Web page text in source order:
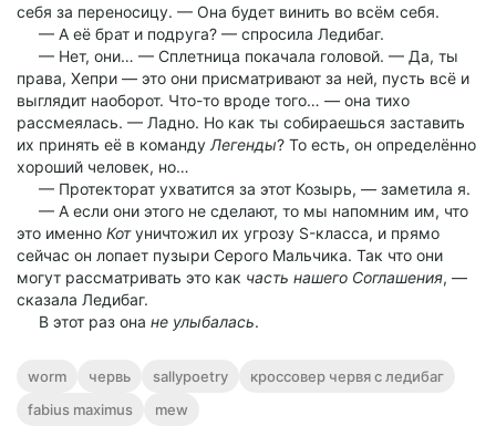
себя за переносицу. — Она будет винить во всём себя.
— А её брат и подруга? — спросила Ледибаг.
— Нет, они… — Сплетница покачала головой. — Да, ты
права, Хепри — это они присматривают за ней, пусть всё и
выглядит наоборот. Что-то вроде того… — она тихо
рассмеялась. — Ладно. Но как ты собираешься заставить
их принять её в команду Легенды? То есть, он определённо
хороший человек, но…
— Протекторат ухватится за этот Козырь, — заметила я.
— А если они этого не сделают, то мы напомним им, что
это именно Котуничтожил их угрозу S-класса, и прямо
сейчас он лопает пузыри Серого Мальчика. Так что они
могут рассматривать это как часть нашего Соглашения, —
сказала Ледибаг.
В этот раз она не улыбалась.
worm червь sallypoetry
кроссовер червя с ледибаг
fabius maximus
mew